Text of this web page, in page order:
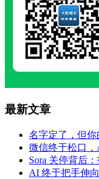
最新文章
名字定了，但
微信终于松口，
Sora 关停背后
AI 终于把手伸